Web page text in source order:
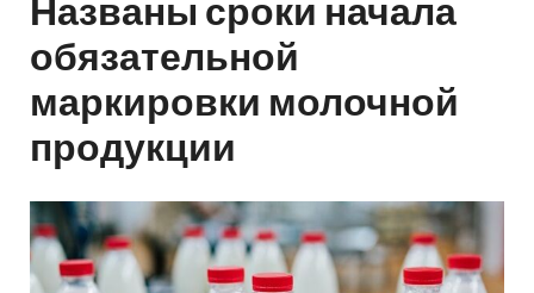
Названы сроки начала
обязательной
маркировки молочной
продукции